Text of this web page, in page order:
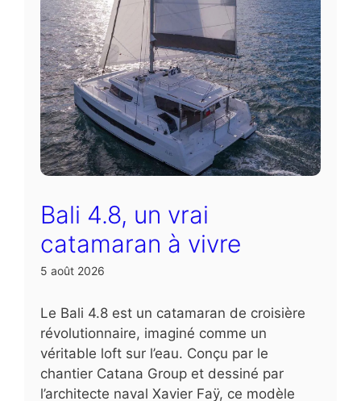
Bali 4.8, un vrai
catamaran à vivre
5 août 2026
Le Bali 4.8 est un catamaran de croisière
révolutionnaire, imaginé comme un
véritable loft sur l’eau. Conçu par le
chantier Catana Group et dessiné par
l’architecte naval Xavier Faÿ, ce modèle